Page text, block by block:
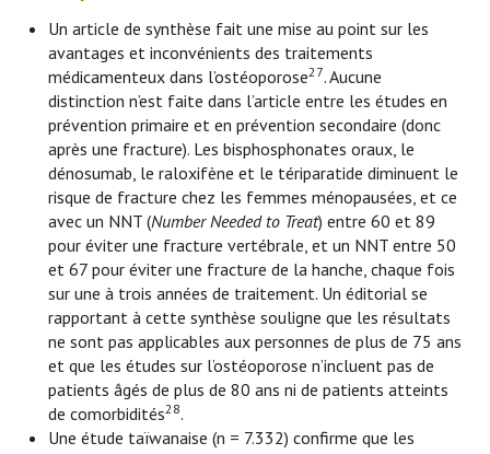
Un article de synthèse fait une mise au point sur les
avantages et inconvénients des traitements
médicamenteux dans l’ostéoporose27. Aucune
distinction n’est faite dans l’article entre les études en
prévention primaire et en prévention secondaire (donc
après une fracture). Les bisphosphonates oraux, le
dénosumab, le raloxifène et le tériparatide diminuent le
risque de fracture chez les femmes ménopausées, et ce
avec un NNT (Number Needed to Treat) entre 60 et 89
pour éviter une fracture vertébrale, et un NNT entre 50
et 67 pour éviter une fracture de la hanche, chaque fois
sur une à trois années de traitement. Un éditorial se
rapportant à cette synthèse souligne que les résultats
ne sont pas applicables aux personnes de plus de 75 ans
et que les études sur l’ostéoporose n’incluent pas de
patients âgés de plus de 80 ans ni de patients atteints
de comorbidités28.
Une étude taïwanaise (n = 7.332) confirme que les